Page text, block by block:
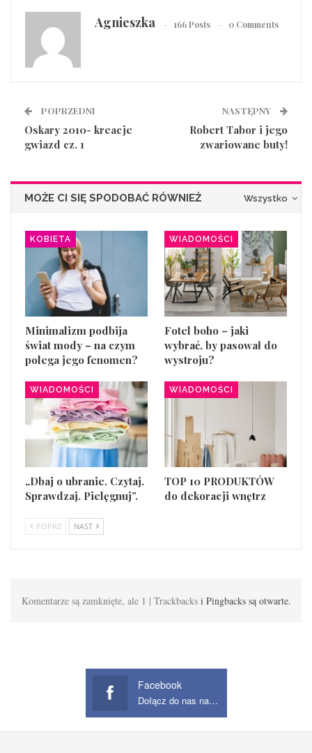
Agnieszka 166 Posts 0 Comments
POPRZEDNI
Oskary 2010- kreacje
gwiazd cz. 1
NASTĘPNY
Robert Tabor i jego
zwariowane buty!
Wszystko
MOŻE CI SIĘ SPODOBAĆ RÓWNIEŻ
KOBIETA
Minimalizm podbija
świat mody – na czym
polega jego fenomen?
WIADOMOŚCI
Fotel boho – jaki
wybrać, by pasował do
wystroju?
WIADOMOŚCI
„Dbaj o ubranie. Czytaj.
Sprawdzaj. Pielęgnuj”.
WIADOMOŚCI
TOP 10 PRODUKTÓW
do dekoracji wnętrz
POPRZ NAST
Komentarze są zamknięte, ale 1 | Trackbacks i Pingbacks są otwarte.
Facebook
Dołącz do nas na Facebook